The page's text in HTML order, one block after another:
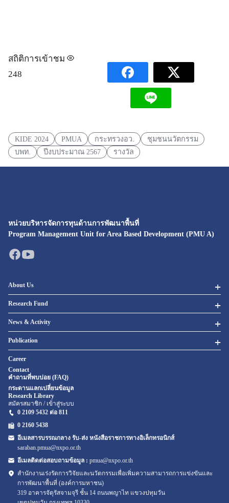
สถิติการเข้าชม
248
KIDE 2024 PMUA กระทรวงอว.
ชุมชนนวัตกรรม
บพท.
ปีงบประมาณ 2567 รางวัล
หน่วยบริหารจัดการทุนด้านการพัฒนาพื้นที่
Program Management Unit for Area Based Development (PMU A)
About Us
Research Fund
News & Activity
Publication
Career
Contact
คำถามที่พบบ่อย (FAQ)
กระดานแลกเปลี่ยนข้อมูล
Research Library
สมัครสมาชิก / เข้าสู่ระบบ
0 2109 5432 ต่อ 811
0 2160 5438
อีเมลสารบรรณกลาง รับ-ส่ง หนังสือราชการทางอิเล็กทรอนิกส์
saraban.pmua@nxpo.or.th
อีเมลติดต่อสอบถามข้อมูล : pmua@nxpo.or.th
สำนักงานเร่งรัดการวิจัยและนวัตกรรมเพื่อเพิ่มความสามารถการแข่งขันและ
การพัฒนาพื้นที่ (องค์การมหาชน)
319 อาคารจัตุรัสจามจุรี ชั้น 14 ถนนพญาไท แขวงปทุมวัน